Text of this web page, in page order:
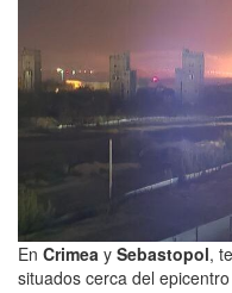
En Crimea y Sebastopol,
situados cerca del